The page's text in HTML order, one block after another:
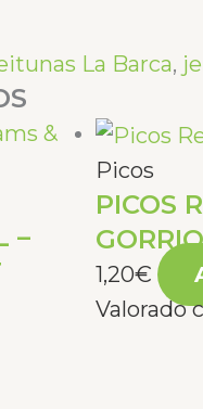
La Barca,
–
Picos
PICOS
1,20€
Valorado